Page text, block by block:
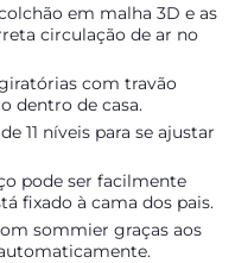
em malha 3D e as
circulação de ar no
giratórias com travão
dentro de casa.
11 níveis para se ajustar
pode ser facilmente
fixado à cama dos pais.
sommier graças aos